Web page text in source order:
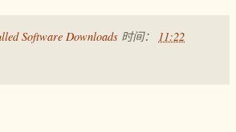
Software Downloads 时间： 11:22